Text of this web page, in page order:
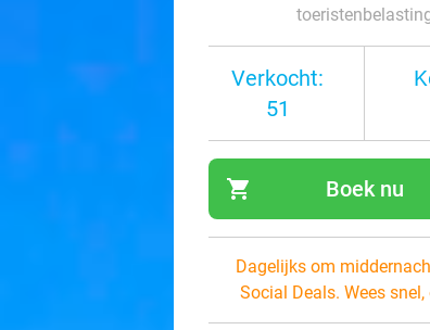
Verkocht:
51
shopping_cart Boek nu
Dagelijks om
Social Deals. Wees snel,